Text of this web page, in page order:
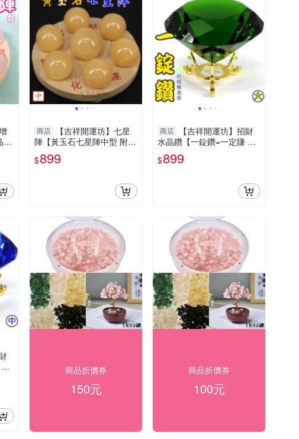
商店
【吉祥開運坊】七星
陣【黃玉石七星陣中型 附孟
宗竹底盤 開運 招財 招偏
財】淨化
$899
商店
【吉祥開運坊】招財
水晶鑽【一錠鑽=一定賺 水
晶鑽大型 約10cm含底座 多
色可供選擇】淨化 擇日
$899
商品折價券
150元
商品折價券
100元